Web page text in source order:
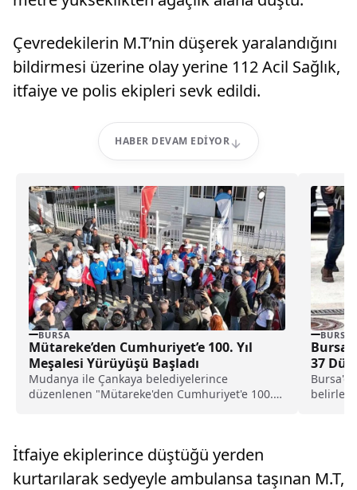
Çevredekilerin M.T’nin düşerek yaralandığını
bildirmesi üzerine olay yerine 112 Acil Sağlık,
itfaiye ve polis ekipleri sevk edildi.
HABER DEVAM EDIYOR
BURSA
Mütareke’den Cumhuriyet’e 100. Yıl
Meşalesi Yürüyüşü Başladı
Mudanya ile Çankaya belediyelerince
düzenlenen "Mütareke'den Cumhuriyet'e 100.
BURSA
37
İtfaiye ekiplerince düştüğü yerden
kurtarılarak sedyeyle ambulansa taşınan M.T,